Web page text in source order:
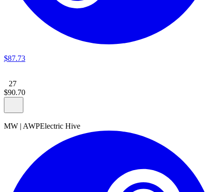
$87.73
27
$90.70
MW | AWPElectric Hive